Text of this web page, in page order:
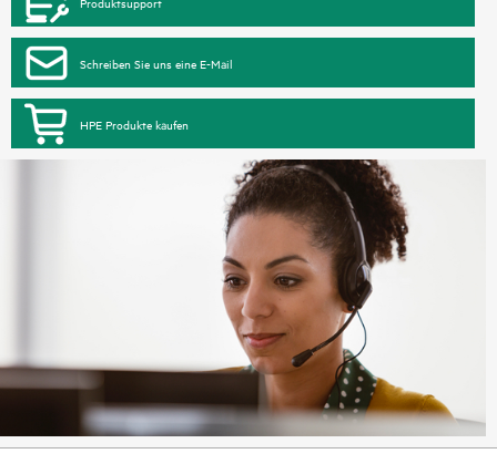
Schreiben Sie uns eine E-Mail
HPE Produkte kaufen